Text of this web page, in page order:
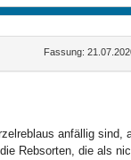
Fassung:
anfällig sind,
Rebsorten, die als